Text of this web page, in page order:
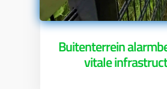
Buitenterrein
vitale